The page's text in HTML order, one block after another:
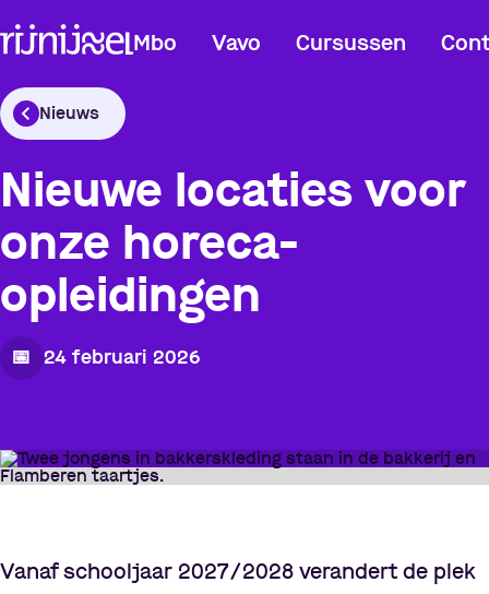
Mbo Vavo Cursussen
Nieuws
Nieuwe locaties voor
onze horeca-
opleidingen
📅 24 februari 2026
Vanaf schooljaar 2027/2028 verandert de plek